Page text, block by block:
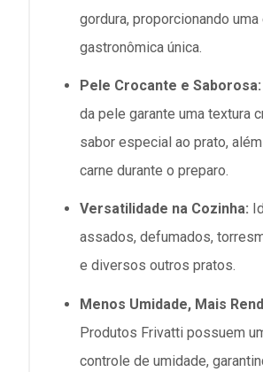
gordura, proporcionando
gastronômica única.
Pele Crocante e Saborosa:
da pele garante uma textura
sabor especial ao prato,
carne durante o preparo.
Versatilidade na Cozinha:
assados, defumados,
e diversos outros pratos.
Menos Umidade, Mais
Produtos Frivatti possuem
controle de umidade,